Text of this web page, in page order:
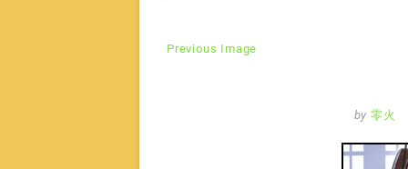
Previous Image
by 零火